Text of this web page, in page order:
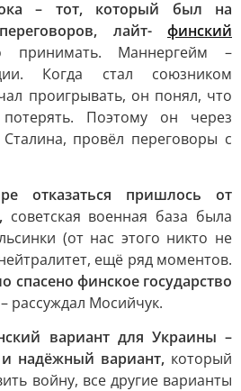
– тот, который был на
лайт- финский
Маннергейм –
Когда стал союзником
проигрывать, он понял, что
Поэтому он через
провёл переговоры с
отказаться пришлось от
советская военная база была
(от нас этого никто не
ещё ряд моментов.
спасено финское государство
рассуждал Мосийчук.
вариант для Украины –
надёжный вариант, который
войну, все другие варианты